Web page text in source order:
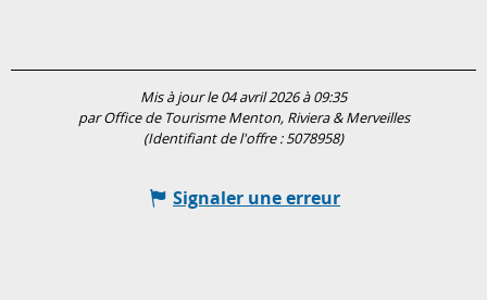
Mis à jour le 04 avril 2026 à 09:35
par Office de Tourisme Menton, Riviera & Merveilles
(Identifiant de l'offre :5078958)
Signaler une erreur